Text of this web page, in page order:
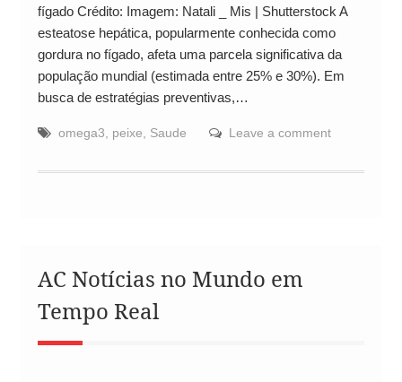
fígado Crédito: Imagem: Natali _ Mis | Shutterstock A
esteatose hepática, popularmente conhecida como
gordura no fígado, afeta uma parcela significativa da
população mundial (estimada entre 25% e 30%). Em
busca de estratégias preventivas,…
omega3 peixe Saude Leave a comment
AC Notícias no Mundo em
Tempo Real